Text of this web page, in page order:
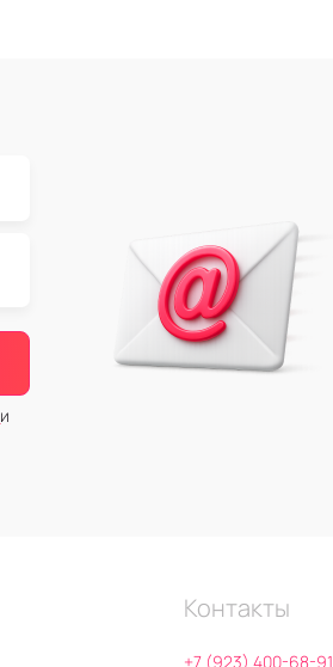
и
Контакты
+7 (923) 400-68-91